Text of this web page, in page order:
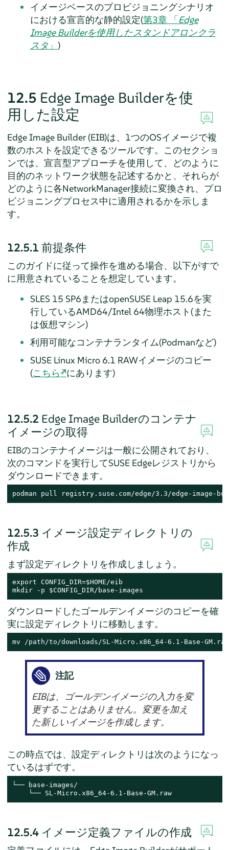
イメージベースのプロビジョニングシナリオ
における宣言的な静的設定(第3章 「Edge
Image Builderを使用したスタンドアロンクラ
スタ」 )
12.5 Edge Image Builderを使
用した設定
Edge Image Builder (EIB)は、1つのOSイメージで複
数のホストを設定できるツールです。このセクショ
ンでは、宣言型アプローチを使用して、どのように
目的のネットワーク状態を記述するかと、それらが
どのように各NetworkManager接続に変換され、プロ
ビジョニングプロセス中に適用されるかを示しま
す。
12.5.1 前提条件
このガイドに従って操作を進める場合、以下がすで
に用意されていることを想定しています。
SLES 15 SP6またはopenSUSE Leap 15.6を実
行しているAMD64/Intel 64物理ホスト(また
は仮想マシン)
利用可能なコンテナランタイム(Podmanなど)
SUSE Linux Micro 6.1 RAWイメージのコピー
(こちら にあります)
12.5.2 Edge Image Builderのコンテナ
イメージの取得
EIBのコンテナイメージは一般に公開されており、
次のコマンドを実行してSUSE Edgeレジストリから
ダウンロードできます。
podman pull registry.suse.com/edge/3.3/edge-image-
12.5.3 イメージ設定ディレクトリの
作成
まず設定ディレクトリを作成しましょう。
export CONFIG_DIR=$HOME/eib
mkdir -p $CONFIG_DIR/base-images
ダウンロードしたゴールデンイメージのコピーを確
実に設定ディレクトリに移動します。
mv /path/to/downloads/SL-Micro.x86_64-6.1-Base-GM.raw
注記
EIBは、ゴールデンイメージの入力を変
更することはありません。変更を加え
た新しいイメージを作成します。
この時点では、設定ディレクトリは次のようになっ
ているはずです。
└── base-images/
    └── SL-Micro.x86_64-6.1-Base-GM.raw
12.5.4 イメージ定義ファイルの作成